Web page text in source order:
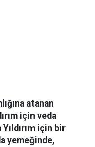
atanan
için veda
için bir
yemeğinde,